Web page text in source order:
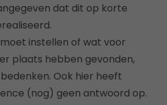
dat dit op korte
instellen of wat voor
plaats hebben gevonden,
Ook hier heeft
(nog) geen antwoord op.